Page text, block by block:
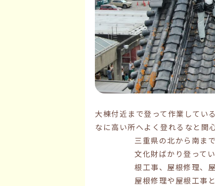
大棟付近まで登って作業してい
なに高い所へよく登れるなと関
三重県の北から南ま
文化財ばかり登って
根工事、屋根修理、
屋根修理や屋根工事